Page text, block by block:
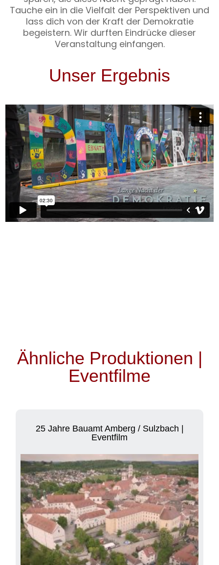
Tauche ein in die Vielfalt der Perspektiven und
lass dich von der Kraft der Demokratie
begeistern. Wir durften Eindrücke dieser
Veranstaltung einfangen.
Unser Ergebnis
Ähnliche Produktionen |
Eventfilme
25 Jahre Bauamt Amberg / Sulzbach |
Eventfilm